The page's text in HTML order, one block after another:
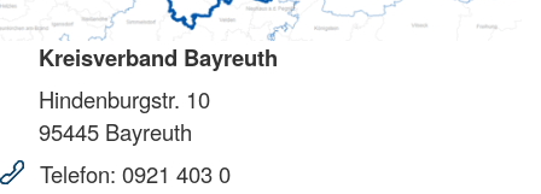
Kreisverband Bayreuth
Hindenburgstr. 10
95445 Bayreuth
Telefon: 0921 403 0